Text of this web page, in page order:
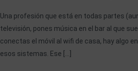
Una profesión que está en todas partes
televisión, pones música en el bar al que
conectas el móvil al wifi de casa, hay algo
esos sistemas. Ese […]